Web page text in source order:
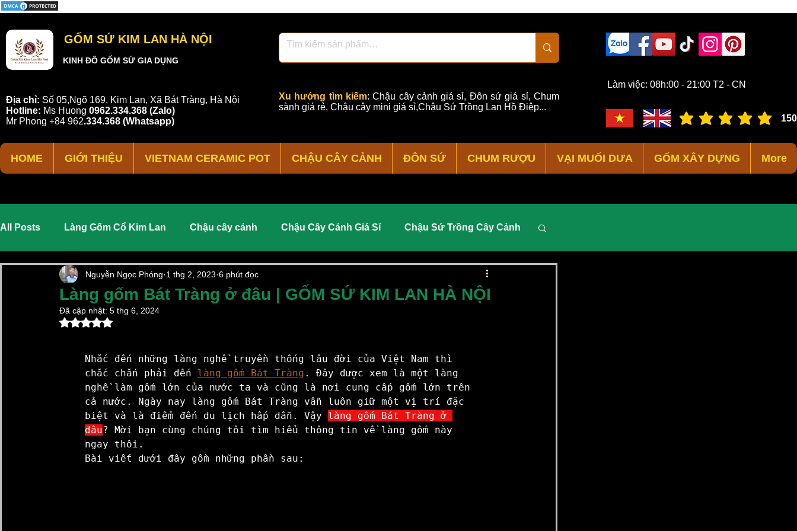
All Posts Làng Gốm Cổ Kim Lan Chậu cây cảnh Chậu Cây Cảnh Giá Sỉ Chậu Sứ Trồng Cây Cảnh
Chậu Sứ Trồng Lan Hồ Điệp Chậu Cây Cảnh Xi Măng Hà Nội
Chum sành ngâm rượu
Làng Gốm Cổ Bát Tràng Kim Lan Ceramics Bat Trang Village Du Lịch
Gốm Sứ Xây Dựng Kim Lan Hà Nội Hũ Đựng Gạo Làng Gốm Phù Lãng Bắc Ninh
Xã Bát Tràng Mới 2025 chậu sứ trồng lan hồ điệp Bát Tràng Beaty
Làng gốm Bát Tràng ở đâu | GỐM SỨ KIM LAN HÀ NỘI
Nguyễn Ngọc Phóng 1 thg 2, 2023 6 phút đọc
Đã cập nhật: 5 thg 6, 2024
Đã xếp hạng NaN/5 sao.
Nhắc đến những làng nghề truyền thống lâu đời của Việt Nam thì
chắc chắn phải đến làng gốm Bát Tràng . Đây được xem là một làng
nghề làm gốm lớn của nước ta và cũng là nơi cung cấp gốm lớn trên
cả nước. Ngày nay làng gốm Bát Tràng vẫn luôn giữ một vị trí đặc
biệt và là điểm đến du lịch hấp dẫn. Vậy làng gốm Bát Tràng ở
đâu? Mời bạn cùng chúng tôi tìm hiểu thông tin về làng gốm này
ngay thôi.
Bài viết dưới đây gồm những phần sau:
Làm việc: 08h:00 - 21:00 T2 - CN
Xu hướng tìm kiếm:Chậu cây cảnh giá sỉ, Đôn sứ giá sỉ,Chum
sành giá rẻ, Chậu cây mini giá sỉ,Chậu Sứ Trồng Lan Hồ Điệp...
Địa chỉ: Số 05,Ngõ 169, Kim Lan, Xã Bát Tràng, Hà Nội
Hotline: Ms Huong 0962.334.368 (Zalo)
Mr Phong +84 962.334.368 (Whatsapp)
KINH ĐÔ GỐM SỨ GIA DỤNG
GỐM SỨ KIM LAN HÀ NỘI
HOME GIỚI THIỆU VIETNAM CERAMIC POT CHẬU CÂY CẢNH ĐÔN SỨ CHUM RƯỢU VẠI MUỐI DƯA GỐM XÂY DỰNG More
150
đánh giá trung bình là 3 /